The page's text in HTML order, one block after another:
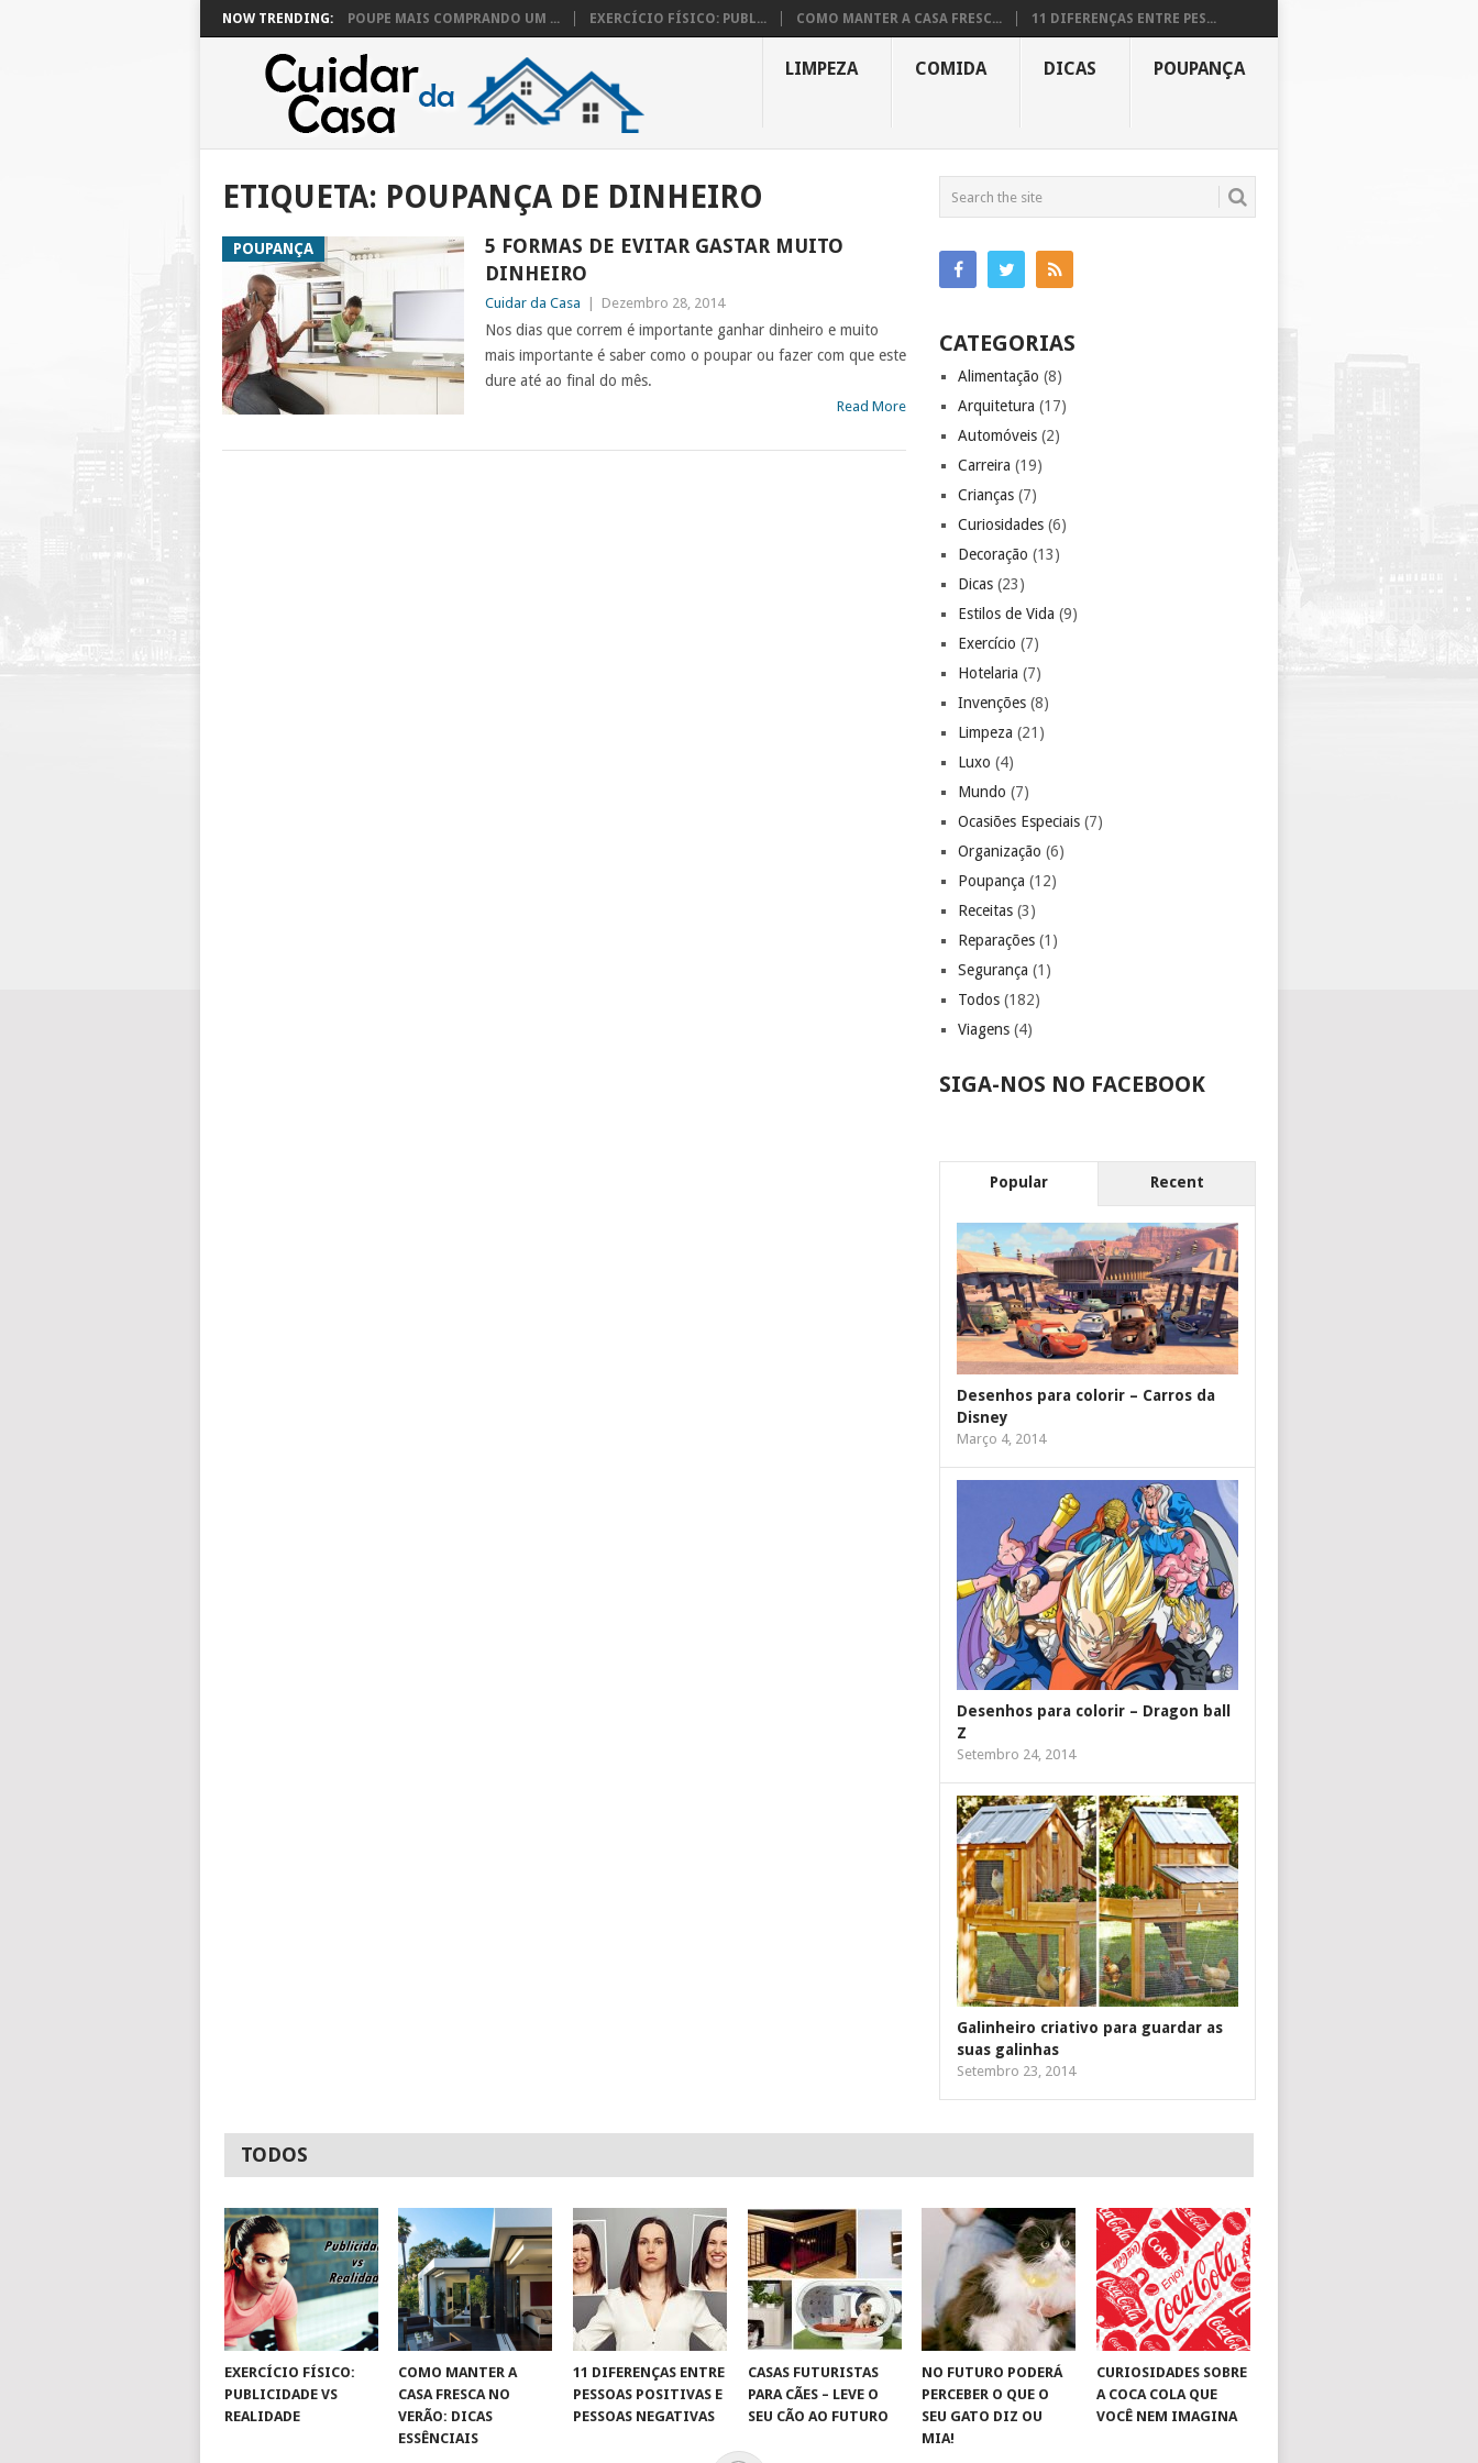
NOW TRENDING: POUPE MAIS COMPRANDO UM ... EXERCÍCIO FÍSICO: PUBL... COMO MANTER A CASA FRESC... 11 DIFERENÇAS ENTRE PES...
LIMPEZA COMIDA DICAS POUPANÇA
ETIQUETA: POUPANÇA DE DINHEIRO
POUPANÇA
5 FORMAS DE EVITAR GASTAR MUITO
DINHEIRO
Cuidar da Casa Dezembro 28, 2014
Nos dias que correm é importante ganhar dinheiro e muito
mais importante é saber como o poupar ou fazer com que este
dure até ao final do mês.
Read More
CATEGORIAS
Alimentação (8)
Arquitetura (17)
Automóveis (2)
Carreira (19)
Crianças (7)
Curiosidades (6)
Decoração (13)
Dicas (23)
Estilos de Vida (9)
Exercício (7)
Hotelaria (7)
Invenções (8)
Limpeza (21)
Luxo (4)
Mundo (7)
Ocasiões Especiais (7)
Organização (6)
Poupança (12)
Receitas (3)
Reparações (1)
Segurança (1)
Todos (182)
Viagens (4)
SIGA-NOS NO FACEBOOK
Popular Recent
Desenhos para colorir – Carros da
Disney
Março 4, 2014
Desenhos para colorir – Dragon ball
Z
Setembro 24, 2014
Galinheiro criativo para guardar as
suas galinhas
Setembro 23, 2014
TODOS
EXERCÍCIO FÍSICO:
PUBLICIDADE VS
REALIDADE
COMO MANTER A
CASA FRESCA NO
VERÃO: DICAS
ESSÊNCIAIS
11 DIFERENÇAS ENTRE
PESSOAS POSITIVAS E
PESSOAS NEGATIVAS
CASAS FUTURISTAS
PARA CÃES – LEVE O
SEU CÃO AO FUTURO
NO FUTURO PODERÁ
PERCEBER O QUE O
SEU GATO DIZ OU
MIA!
CURIOSIDADES SOBRE
A COCA COLA QUE
VOCÊ NEM IMAGINA